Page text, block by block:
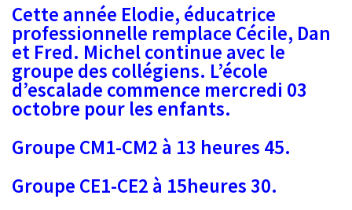
Cette année Elodie, éducatrice
professionnelle remplace Cécile, Dan
et Fred. Michel continue avec le
groupe des collégiens. L’école
d’escalade commence mercredi 03
octobre pour les enfants.
Groupe CM1-CM2 à 13 heures 45.
Groupe CE1-CE2 à 15heures 30.